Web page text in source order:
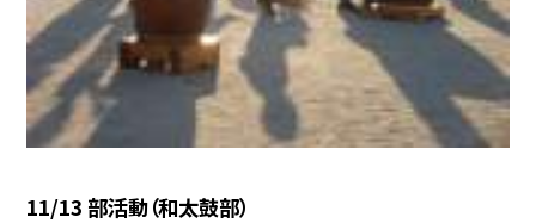
11/13 部活動（和太鼓部）